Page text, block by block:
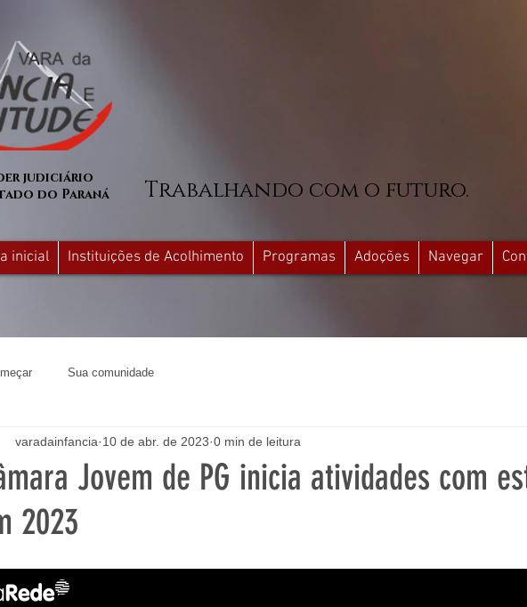
judiciário
do Paraná
Trabalhando com o futuro.
inicial Instituições de Acolhimento Programas Adoções Navegar
Sua comunidade
Jovem de PG inicia atividades com
2023
varadainfancia 10 de abr. de 2023 0 min de leitura